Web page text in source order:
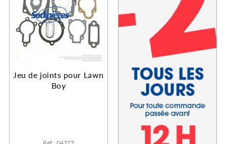
Jeu de joints pour Lawn
Boy